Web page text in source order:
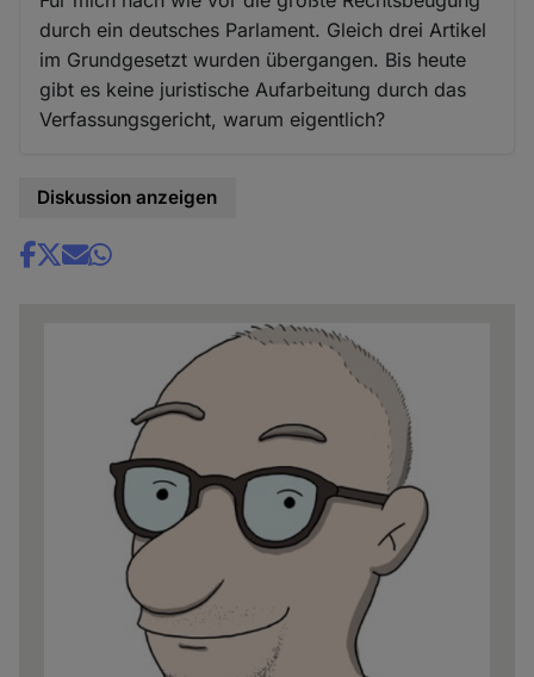
durch ein deutsches Parlament. Gleich drei Artikel
im Grundgesetzt wurden übergangen. Bis heute
gibt es keine juristische Aufarbeitung durch das
Verfassungsgericht, warum eigentlich?
Diskussion anzeigen
Share